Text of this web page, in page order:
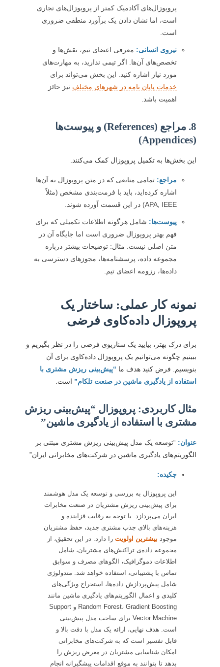
پروپوزال‌های آکادمیک کمتر از پروپوزال‌های تجاری
است، اما نشان دادن یک برآورد منطقی ضروری
است.
نیروی انسانی:معرفی اعضای تیم، نقش‌ها و
تخصص‌های آن‌ها. اگر تیمی ندارید، به مهارت‌های
مورد نیاز اشاره کنید. این بخش می‌تواند برای
خدمات پایان نامه در شهرهای مختلفنیز حائز
اهمیت باشد.
8. مراجع (References) و پیوست‌ها
این بخش‌ها به تکمیل پروپوزال کمک می‌کنند.
مراجع:تمامی منابعی که در متن پروپوزال به آن‌ها
اشاره کرده‌اید، باید با فرمت‌بندی مشخص (مثلاً
APA, IEEE) در این قسمت آورده شوند.
پیوست‌ها:شامل هرگونه اطلاعات تکمیلی که برای
فهم بهتر پروپوزال ضروری است اما جایگاه آن در
متن اصلی نیست. مثال: توضیحات بیشتر درباره
مجموعه داده، پرسشنامه‌ها، مجوزهای دسترسی به
داده‌ها، رزومه اعضای تیم.
نمونه کار عملی: ساختار یک
پروپوزال داده‌کاوی فرضی
برای درک بهتر، بیایید یک سناریوی فرضی را در نظر بگیریم و
ببینیم چگونه می‌توانیم یک پروپوزال داده‌کاوی برای آن
بنویسیم. فرض کنید هدف ما“پیش‌بینی ریزش مشتری با
استفاده از یادگیری ماشين در صنعت تلکام”است.
مثال کاربردی: پروپوزال “پیش‌بینی ریزش
مشتری با استفاده از یادگیری ماشين”
عنوان:“توسعه یک مدل پیش‌بینی ریزش مشتری مبتنی بر
الگوریتم‌های یادگیری ماشین در شرکت‌های مخابراتی ایران”
چکیده:
این پروپوزال به بررسی و توسعه یک مدل هوشمند
برای پیش‌بینی ریزش مشتریان در صنعت مخابرات
ایران می‌پردازد. با توجه به رقابت فزاینده و
هزینه‌های بالای جذب مشتری جدید، حفظ مشتریان
موجودبیشترین اولویترا دارد. در این تحقیق، از
مجموعه داده‌ی تراکنش‌های مشتریان، شامل
اطلاعات دموگرافیک، الگوهای مصرف و سوابق
تماس با پشتیبانی، استفاده خواهد شد. متدولوژی
شامل پیش‌پردازش داده‌ها، استخراج ویژگی‌های
کلیدی و اعمال الگوریتم‌های یادگیری ماشین مانند
Random Forest، Gradient Boosting و Support
Vector Machine برای ساخت مدل پیش‌بینی
است. هدف نهایی، ارائه یک مدل با دقت بالا و
قابل تفسیر است که به شرکت‌های مخابراتی
امکان شناسایی مشتریان در معرض ریزش را
بدهد تا بتوانند به موقع اقدامات پیشگیرانه انجام